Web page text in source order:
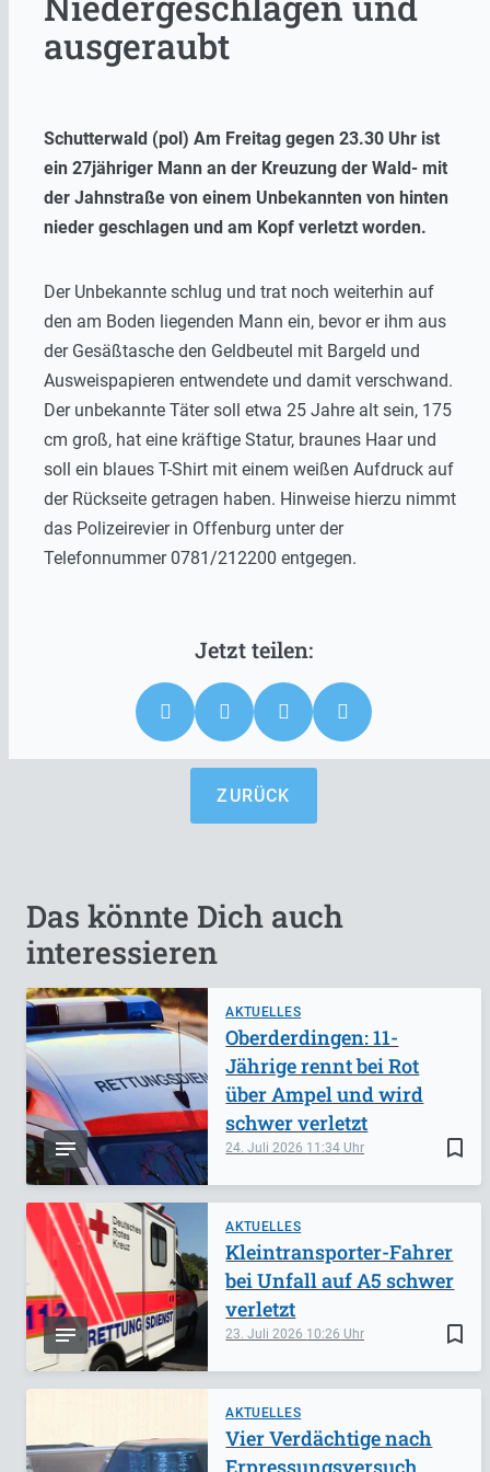
ausgeraubt
Schutterwald (pol) Am Freitag gegen 23.30 Uhr ist
ein 27jähriger Mann an der Kreuzung der Wald- mit
der Jahnstraße von einem Unbekannten von hinten
nieder geschlagen und am Kopf verletzt worden.
Der Unbekannte schlug und trat noch weiterhin auf
den am Boden liegenden Mann ein, bevor er ihm aus
der Gesäßtasche den Geldbeutel mit Bargeld und
Ausweispapieren entwendete und damit verschwand.
Der unbekannte Täter soll etwa 25 Jahre alt sein, 175
cm groß, hat eine kräftige Statur, braunes Haar und
soll ein blaues T-Shirt mit einem weißen Aufdruck auf
der Rückseite getragen haben. Hinweise hierzu nimmt
das Polizeirevier in Offenburg unter der
Telefonnummer 0781/212200 entgegen.
ZURÜCK
Das könnte Dich auch
interessieren
AKTUELLES
bookmark_border
24. Juli 2026 11:34
Oberderdingen: 11-
Jährige rennt bei Rot
über Ampel und wird
schwer verletzt
AKTUELLES
bookmark_border
23. Juli 2026 10:26
Kleintransporter-Fahrer
bei Unfall auf A5 schwer
verletzt
AKTUELLES
Vier Verdächtige nach
Erpressungsversuch